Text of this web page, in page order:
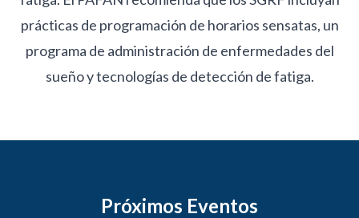
prácticas de programación de horarios sensatas, un
programa de administración de enfermedades del
sueño y tecnologías de detección de fatiga.
Próximos Eventos